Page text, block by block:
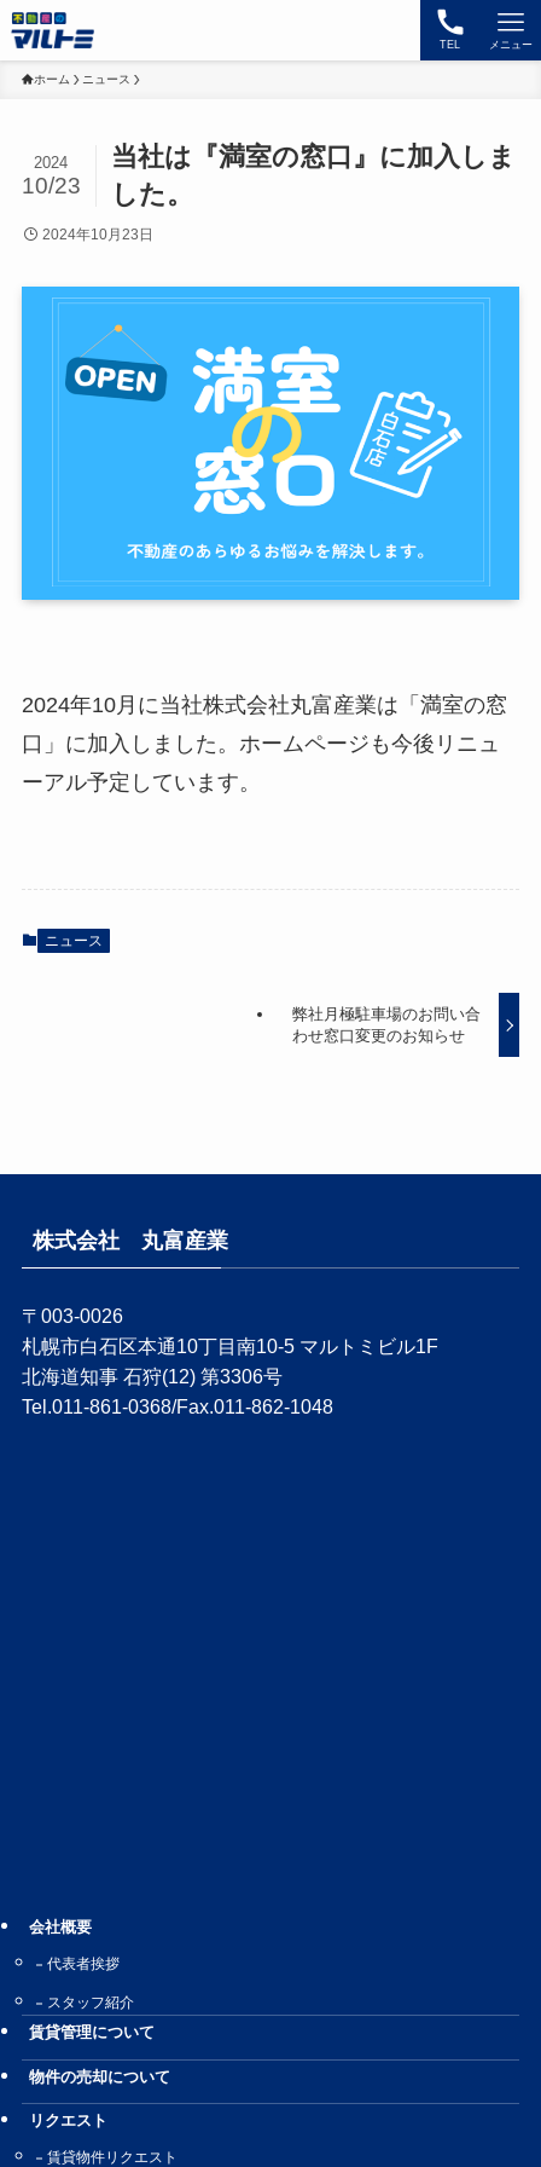
TEL メニュー
ホーム ニュース
当社は『満室の窓口』に加入しま
した。
2024
10/23
2024年10月23日
2024年10月に当社株式会社丸富産業は「満室の窓
口」に加入しました。ホームページも今後リニュ
ーアル予定しています。
ニュース
弊社月極駐車場のお問い合
わせ窓口変更のお知らせ
株式会社 丸富産業
〒003-0026
札幌市白石区本通10丁目南10-5 マルトミビル1F
北海道知事 石狩(12) 第3306号
Tel.011-861-0368/Fax.011-862-1048
会社概要
代表者挨拶
スタッフ紹介
賃貸管理について
物件の売却について
リクエスト
賃貸物件リクエスト